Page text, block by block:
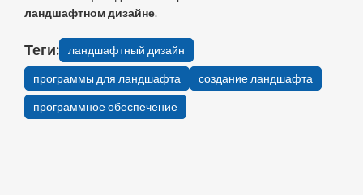
ландшафтном дизайне.
Теги: ландшафтный дизайн
программы для ландшафта создание ландшафта
программное обеспечение